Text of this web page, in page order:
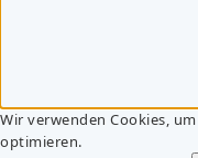
Wir verwenden Cookies,
optimieren.